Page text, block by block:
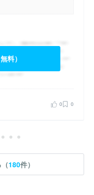
料）
0 0
180件）